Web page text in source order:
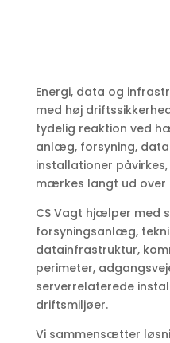
Energi, data og
med høj
tydelig reaktion ved
anlæg, forsyning,
installationer
mærkes langt ud over
CS Vagt hjælper med
forsyningsanlæg,
datainfrastruktur,
perimeter,
serverrelaterede
driftsmiljøer.
Vi sammensætter